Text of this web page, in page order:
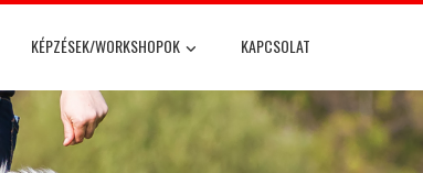
KÉPZÉSEK/WORKSHOPOK KAPCSOLAT